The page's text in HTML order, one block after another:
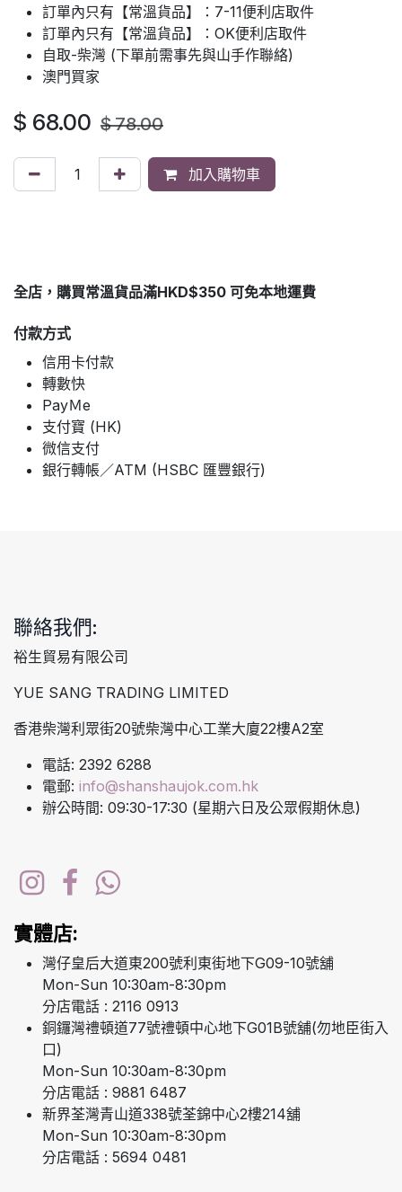
訂單內只有【常溫貨品】：7-11便利店取件
訂單內只有【常溫貨品】：OK便利店取件
自取-柴灣 (下單前需事先與山手作聯絡)
澳門買家
$ 68.00 $78.00
加入購物車
全店，購買常溫貨品滿HKD$350 可免本地運費
付款方式
信用卡付款
轉數快
PayＭe
支付寶 (HK)
微信支付
銀行轉帳／ATM (HSBC 匯豐銀行)
聯絡我們:
裕生貿易有限公司
YUE SANG TRADING LIMITED
香港柴灣利眾街20號柴灣中心工業大廈22樓A2室
電話: 2392 6288
電郵: info@shanshaujok.com.hk
辦公時間: 09:30-17:30 (星期六日及公眾假期休息)
實體店:
灣仔皇后大道東200號利東街地下G09-10號舖
Mon-Sun 10:30am-8:30pm
分店電話 : 2116 0913
銅鑼灣禮頓道77號禮頓中心地下G01B號舖(勿地臣街入
口)
Mon-Sun 10:30am-8:30pm
分店電話 : 9881 6487
新界荃灣青山道338號荃錦中心2樓214舖
Mon-Sun 10:30am-8:30pm
分店電話 : 5694 0481